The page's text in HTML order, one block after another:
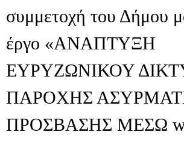
συμμετοχή του Δήμου
έργο «ΑΝΑΠΤΥΞΗ
ΕΥΡΥΖΩΝΙΚΟΥ
ΠΑΡΟΧΗΣ
ΠΡΟΣΒΑΣΗΣ ΜΕΣΩ